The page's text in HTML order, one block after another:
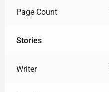
Page Count
Stories
Writer